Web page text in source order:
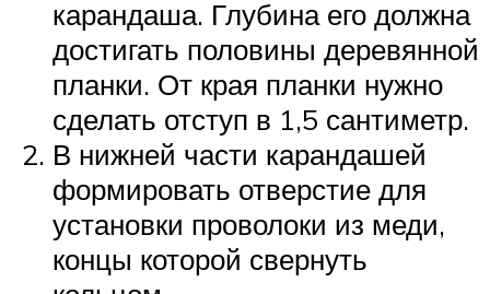
карандаша. Глубина его должна
достигать половины деревянной
планки. От края планки нужно
сделать отступ в 1,5 сантиметр.
В нижней части карандашей
формировать отверстие для
установки проволоки из меди,
концы которой свернуть